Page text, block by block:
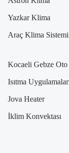
Yazkar Klima
Araç Klima Sistemi
Kocaeli Gebze
Isıtma
Jova Heater
İklim Konvektası